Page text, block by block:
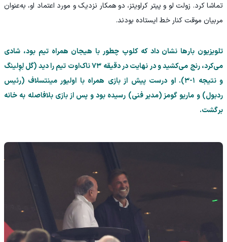
تماشا کرد. زولت لو و پیتر کراویتز، دو همکار نزدیک و مورد اعتماد او، به‌عنوان
مربیان موقت کنار خط ایستاده بودند.
تلویزیون بارها نشان داد که کلوپ چطور با هیجان همراه تیم بود، شادی
می‌کرد، رنج می‌کشید و در نهایت در دقیقه ۷۳ ناک‌اوت تیم را دید (گل لِوِلینگ
و نتیجه ۱-۳). او درست پیش از بازی همراه با اولیور مینتسلاف (رئیس
ردبول) و ماریو گومز (مدیر فنی) رسیده بود و پس از بازی بلافاصله به خانه
برگشت.